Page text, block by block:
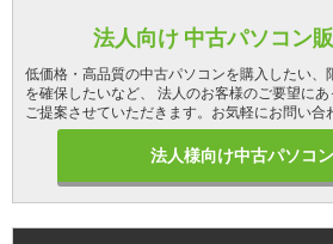
法人向け 中古パソコン
低価格・高品質の中古パソコンを購入したい、
を確保したいなど、 法人のお客様のご要望に
ご提案させていただきます。お気軽にお問い合
法人様向け中古パソコ